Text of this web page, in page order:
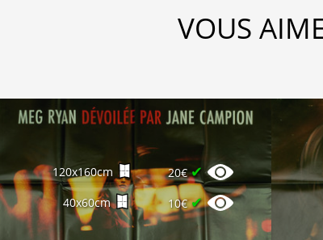
VOUS
120x160cm 20€✔
40x60cm 10€✔